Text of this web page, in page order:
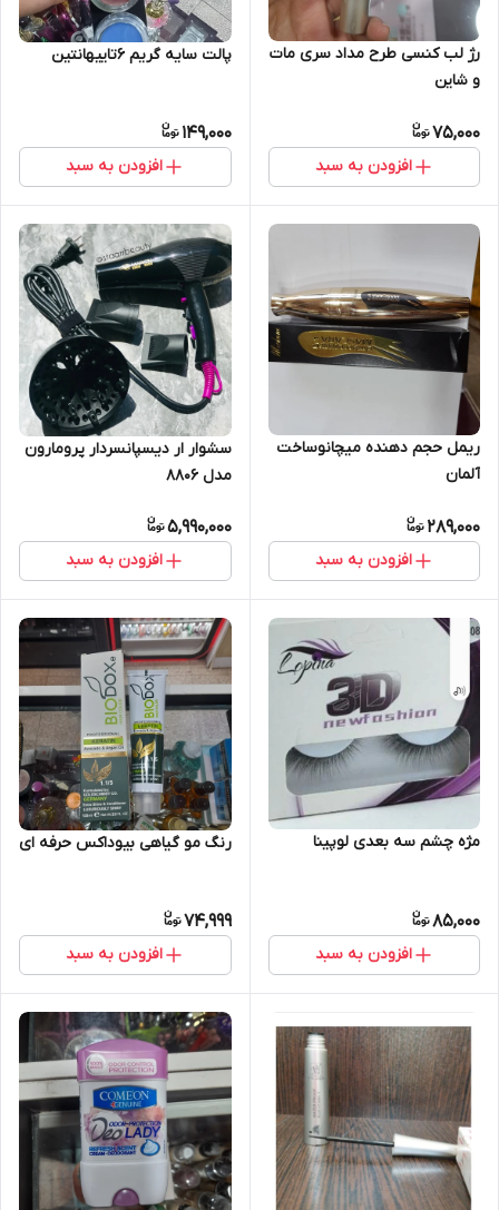
رژ لب کنسی طرح مداد سری مات
و شاین
75,000
افزودن به سبد
پالت سایه گریم 6تاییهانتین
149,000
افزودن به سبد
ریمل حجم دهنده میچانوساخت
آلمان
289,000
افزودن به سبد
سشوار ار دیسپانسردار پرومارون
مدل 8806
5,990,000
افزودن به سبد
مژه چشم سه بعدی لوپینا
85,000
افزودن به سبد
رنگ مو گیاهی بیوداکس حرفه ای
74,999
افزودن به سبد